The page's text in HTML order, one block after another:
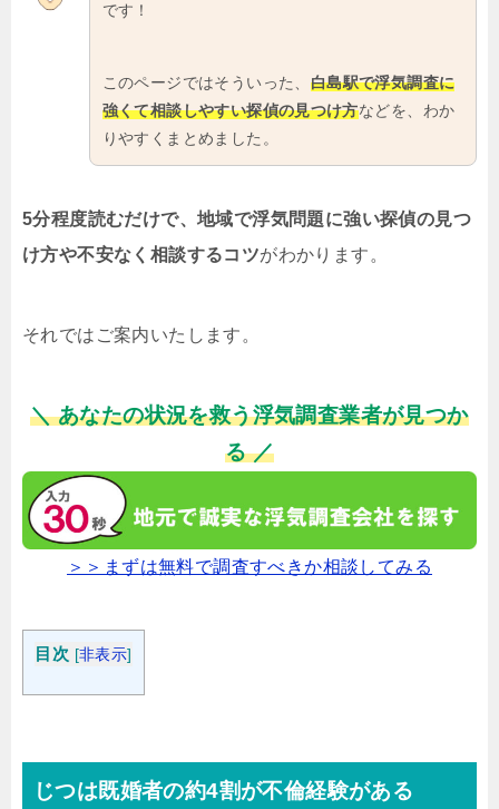
です！
このページではそういった、 白島駅で浮気調査に
強くて相談しやすい探偵の見つけ方などを、わか
りやすくまとめました。
5分程度読むだけで、地域で浮気問題に強い探偵の見つ
け方や不安なく相談するコツがわかります。
それではご案内いたします。
＼ あなたの状況を救う浮気調査業者が見つか
る ／
＞＞まずは無料で調査すべきか相談してみる
目次 [非表示]
じつは既婚者の約4割が不倫経験がある